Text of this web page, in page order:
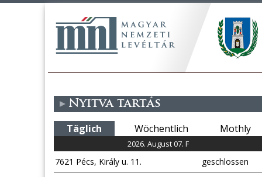
Nyitva tartás
Täglich Wöchentlich Mothly
2026. August 07. F
7621 Pécs, Király u. 11.
geschlossen